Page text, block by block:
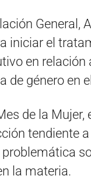
General,
iniciar el
en relación
de género en
de la
tendiente
la materia.